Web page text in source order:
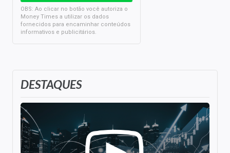
DESTAQUES
OBS: Ao clicar no botão você autoriza o
Money Times a utilizar os dados
fornecidos para encaminhar conteúdos
informativos e publicitários.